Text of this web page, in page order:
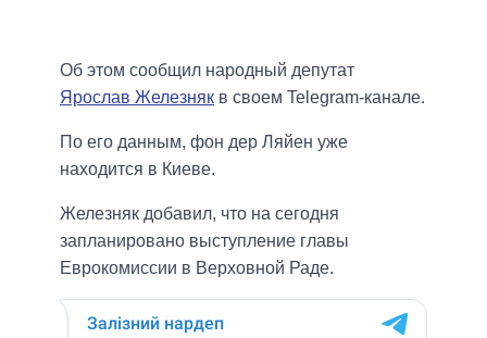
Об этом сообщил народный депутат
Ярослав Железняк в своем Telegram-канале.
По его данным, фон дер Ляйен уже
находится в Киеве.
Железняк добавил, что на сегодня
запланировано выступление главы
Еврокомиссии в Верховной Раде.